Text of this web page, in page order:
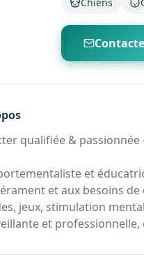
qualifiée & passionnée
et
et aux besoins de
jeux, stimulation
et